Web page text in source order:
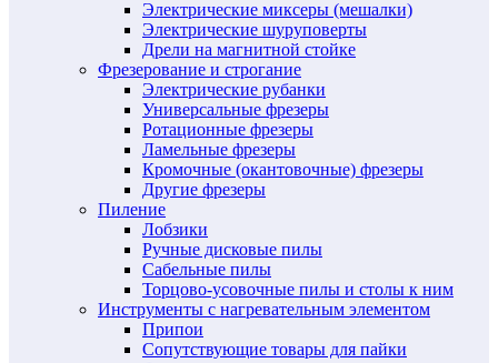
Электрические миксеры (мешалки)
Электрические шуруповерты
Дрели на магнитной стойке
Фрезерование и строгание
Электрические рубанки
Универсальные фрезеры
Ротационные фрезеры
Ламельные фрезеры
Кромочные (окантовочные) фрезеры
Другие фрезеры
Пиление
Лобзики
Ручные дисковые пилы
Сабельные пилы
Торцово-усовочные пилы и столы к ним
Инструменты с нагревательным элементом
Припои
Сопутствующие товары для пайки